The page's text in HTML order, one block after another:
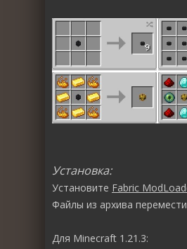
Установка:
Установите Fabric
Файлы из архива
Для Minecraft 1.21.3: